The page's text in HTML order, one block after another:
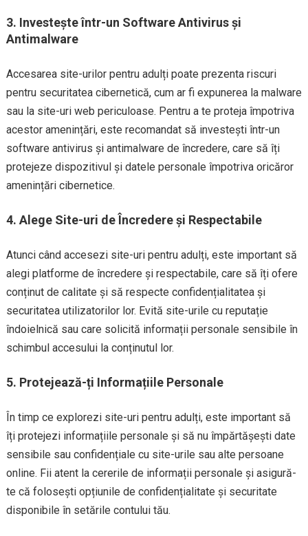
3. Investește într-un Software Antivirus și
Antimalware
Accesarea site-urilor pentru adulți poate prezenta riscuri
pentru securitatea cibernetică, cum ar fi expunerea la malware
sau la site-uri web periculoase. Pentru a te proteja împotriva
acestor amenințări, este recomandat să investești într-un
software antivirus și antimalware de încredere, care să îți
protejeze dispozitivul și datele personale împotriva oricăror
amenințări cibernetice.
4. Alege Site-uri de Încredere și Respectabile
Atunci când accesezi site-uri pentru adulți, este important să
alegi platforme de încredere și respectabile, care să îți ofere
conținut de calitate și să respecte confidențialitatea și
securitatea utilizatorilor lor. Evită site-urile cu reputație
îndoielnică sau care solicită informații personale sensibile în
schimbul accesului la conținutul lor.
5. Protejează-ți Informațiile Personale
În timp ce explorezi site-uri pentru adulți, este important să
îți protejezi informațiile personale și să nu împărtășești date
sensibile sau confidențiale cu site-urile sau alte persoane
online. Fii atent la cererile de informații personale și asigură-
te că folosești opțiunile de confidențialitate și securitate
disponibile în setările contului tău.